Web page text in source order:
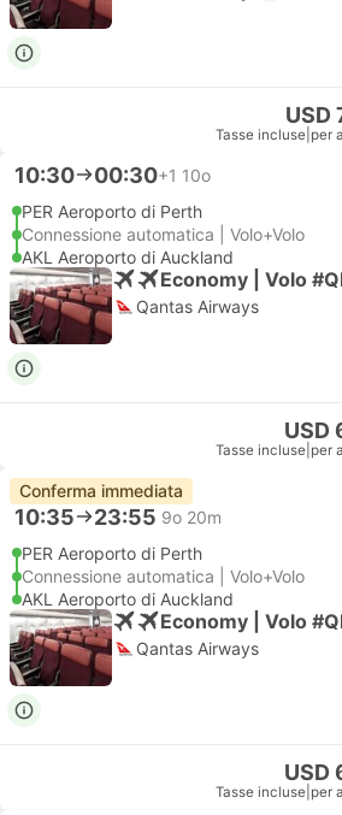
USD
Tasse incluse per
10:30 00:30+1 10o
PER Aeroporto di Perth
Connessione automatica | Volo+Volo
AKL Aeroporto di Auckland
Economy | Volo
Qantas Airways
USD
Tasse incluse per
Conferma immediata
10:35 23:55 9o 20m
PER Aeroporto di Perth
Connessione automatica | Volo+Volo
AKL Aeroporto di Auckland
Economy | Volo
Qantas Airways
USD
Tasse incluse per